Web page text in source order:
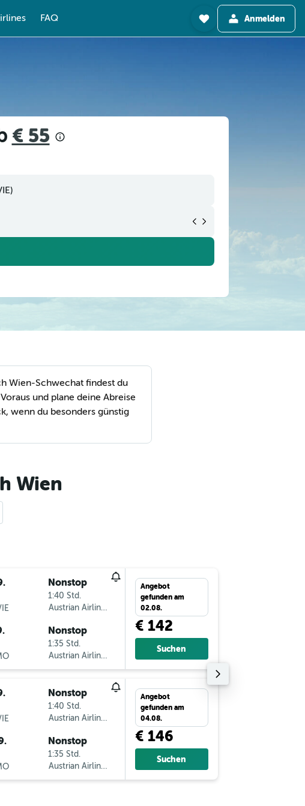
FAQ Anmelden
€ 55
Wien-Schwechat findest du
und plane deine Abreise
wenn du besonders günstig
Wien
Nonstop
1:40 Std.
Austrian Airlines
Nonstop
1:35 Std.
Austrian Airlines
Angebot
gefunden am
02.08.
€ 142
Suchen
Nonstop
1:40 Std.
Austrian Airlines
Nonstop
1:35 Std.
Austrian Airlines
Angebot
gefunden am
04.08.
€ 146
Suchen